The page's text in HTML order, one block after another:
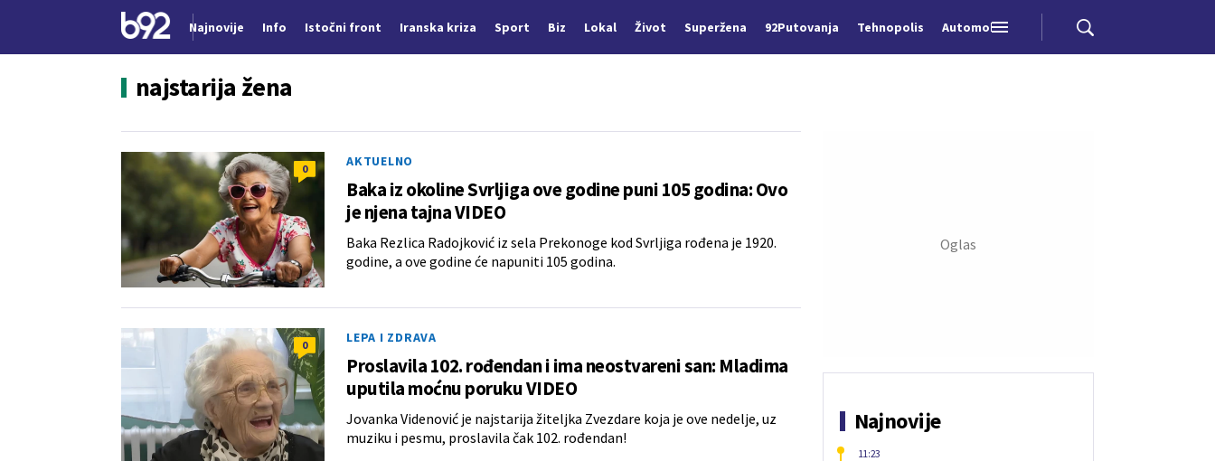
Najnovije Info Istočni front Iranska kriza Sport Biz Lokal Život Superžena 92Putovanja Tehnopolis Automobili
najstarija žena
0 AKTUELNO
Baka iz okoline Svrljiga ove godine puni 105 godina: Ovo
je njena tajna VIDEO
Baka Rezlica Radojković iz sela Prekonoge kod Svrljiga rođena je 1920.
godine, a ove godine će napuniti 105 godina.
0 LEPA I ZDRAVA
Proslavila 102. rođendan i ima neostvareni san: Mladima
uputila moćnu poruku VIDEO
Jovanka Videnović je najstarija žiteljka Zvezdare koja je ove nedelje, uz
muziku i pesmu, proslavila čak 102. rođendan!
Najnovije
11:23